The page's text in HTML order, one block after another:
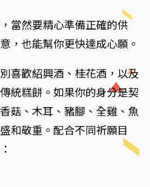
當然要精心準備正確的供
，也能幫你更快達成心願。
喜歡紹興酒、桂花酒，以及
統糕餅。如果你的身分是契
菇、木耳、豬腳、全雞、魚
和敬重。配合不同祈願目